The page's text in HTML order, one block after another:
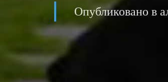
Опубликовано в